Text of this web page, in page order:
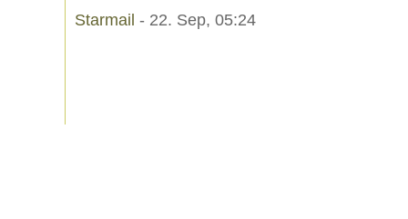
Starmail - 22. Sep, 05:24